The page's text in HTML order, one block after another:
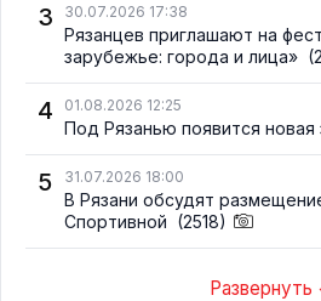
3 30.07.2026 17:38
Рязанцев приглашают на
зарубежье: города и лица»
4 01.08.2026 12:25
Под Рязанью появится новая
5 31.07.2026 18:00
В Рязани обсудят
Спортивной (2518)
Развернуть